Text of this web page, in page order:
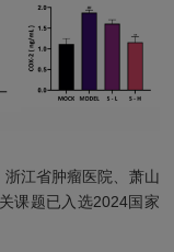
江省肿瘤医院、萧山
课题已入选2024国家